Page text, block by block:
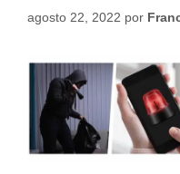
agosto 22, 2022 por